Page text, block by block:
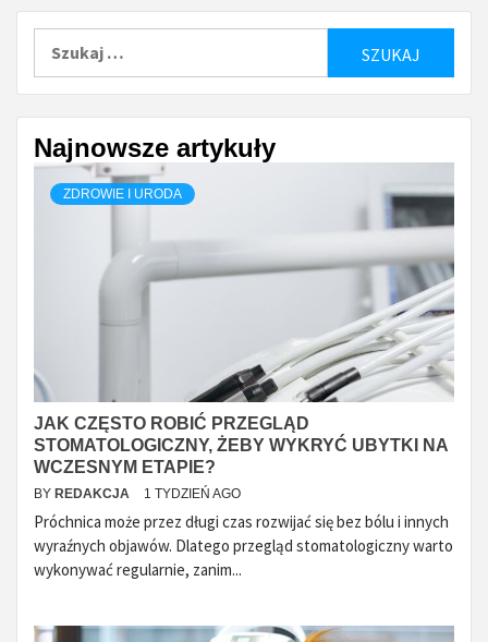
Najnowsze artykuły
ZDROWIE I URODA
JAK CZĘSTO ROBIĆ PRZEGLĄD
STOMATOLOGICZNY, ŻEBY WYKRYĆ UBYTKI NA
WCZESNYM ETAPIE?
BY REDAKCJA 1 TYDZIEŃ AGO
Próchnica może przez długi czas rozwijać się bez bólu i innych
wyraźnych objawów. Dlatego przegląd stomatologiczny warto
wykonywać regularnie, zanim...